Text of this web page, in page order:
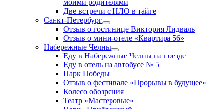
моими родителями
Две встречи с НЛО в тайге
Санкт-Петербург
Отзыв о гостинице Виктория Лидваль
Отзыв о мини-отеле «Квартира 56»
Набережные Челны
Еду в Набережные Челны на поезде
Еду в отель на автобусе № 5
Парк Победы
Отзыв о фестивале «Прорывы в будущее»
Колесо обозрения
Театр «Мастеровые»